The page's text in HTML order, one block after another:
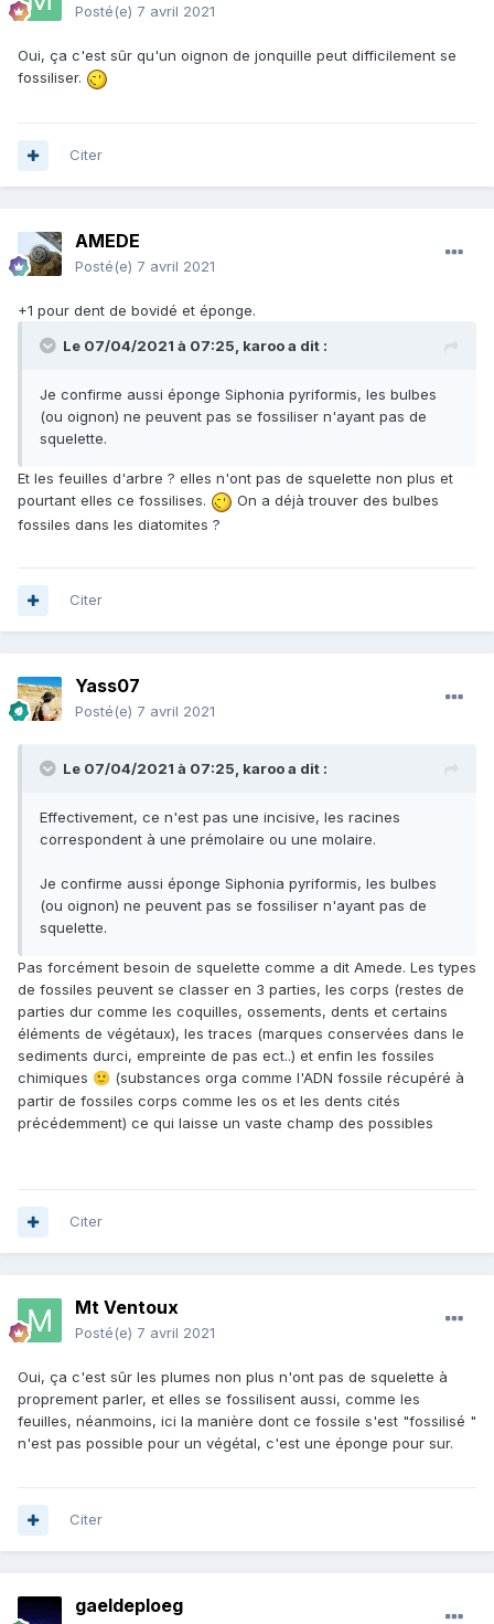
Posté(e) 7 avril 2021
Oui, ça c'est sûr qu'un oignon de jonquille peut difficilement se
fossiliser.
Citer
AMEDE
Posté(e) 7 avril 2021
+1 pour dent de bovidé et éponge.
Le 07/04/2021 à 07:25, karooa dit :
Je confirme aussi éponge Siphonia pyriformis, les bulbes
(ou oignon) ne peuvent pas se fossiliser n'ayant pas de
squelette.
Et les feuilles d'arbre ? elles n'ont pas de squelette non plus et
pourtant elles ce fossilises.
On a déjà trouver des bulbes
fossiles dans les diatomites ?
Citer
Yass07
Posté(e) 7 avril 2021
Le 07/04/2021 à 07:25, karooa dit :
Effectivement, ce n'est pas une incisive, les racines
correspondent à une prémolaire ou une molaire.
Je confirme aussi éponge Siphonia pyriformis, les bulbes
(ou oignon) ne peuvent pas se fossiliser n'ayant pas de
squelette.
Pas forcément besoin de squelette comme a dit Amede. Les types
de fossiles peuvent se classer en 3 parties, les corps (restes de
parties dur comme les coquilles, ossements, dents et certains
éléments de végétaux), les traces (marques conservées dans le
sediments durci, empreinte de pas ect..) et enfin les fossiles
chimiques 🙂 (substances orga comme l'ADN fossile récupéré à
partir de fossiles corps comme les os et les dents cités
précédemment) ce qui laisse un vaste champ des possibles
Citer
Mt Ventoux
Posté(e) 7 avril 2021
Oui, ça c'est sûr les plumes non plus n'ont pas de squelette à
proprement parler, et elles se fossilisent aussi, comme les
feuilles, néanmoins, ici la manière dont ce fossile s'est "fossilisé "
n'est pas possible pour un végétal, c'est une éponge pour sur.
Citer
gaeldeploeg